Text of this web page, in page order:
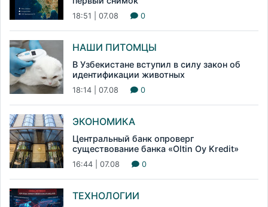
18:51 | 07.08 0
НАШИ ПИТОМЦЫ
В Узбекистане вступил в силу закон об
идентификации животных
18:14 | 07.08 0
ЭКОНОМИКА
Центральный банк опроверг
существование банка «Oltin Oy Kredit»
16:44 | 07.08 0
ТЕХНОЛОГИИ